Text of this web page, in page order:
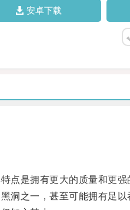
安卓下载
是拥有更大的质量和更强
之一，甚至可能拥有足以